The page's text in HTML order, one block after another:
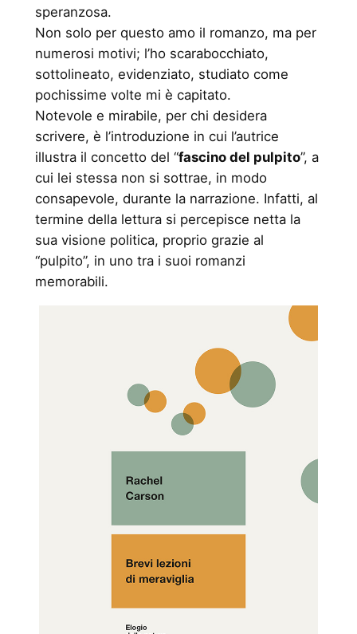
speranzosa.
Non solo per questo amo il romanzo, ma per
numerosi motivi; l’ho scarabocchiato,
sottolineato, evidenziato, studiato come
pochissime volte mi è capitato.
Notevole e mirabile, per chi desidera
scrivere, è l’introduzione in cui l’autrice
illustra il concetto del “fascino del pulpito”, a
cui lei stessa non si sottrae, in modo
consapevole, durante la narrazione. Infatti, al
termine della lettura si percepisce netta la
sua visione politica, proprio grazie al
“pulpito”, in uno tra i suoi romanzi
memorabili.